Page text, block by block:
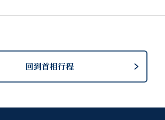
回到首相行程